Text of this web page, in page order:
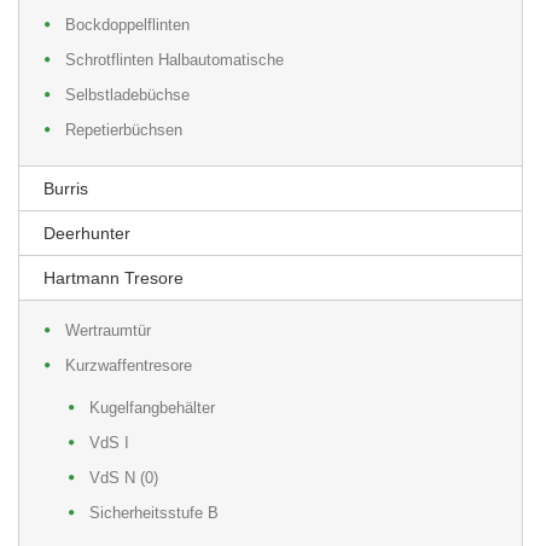
Bockdoppelflinten
Schrotflinten Halbautomatische
Selbstladebüchse
Repetierbüchsen
Burris
Deerhunter
Hartmann Tresore
Wertraumtür
Kurzwaffentresore
Kugelfangbehälter
VdS I
VdS N (0)
Sicherheitsstufe B